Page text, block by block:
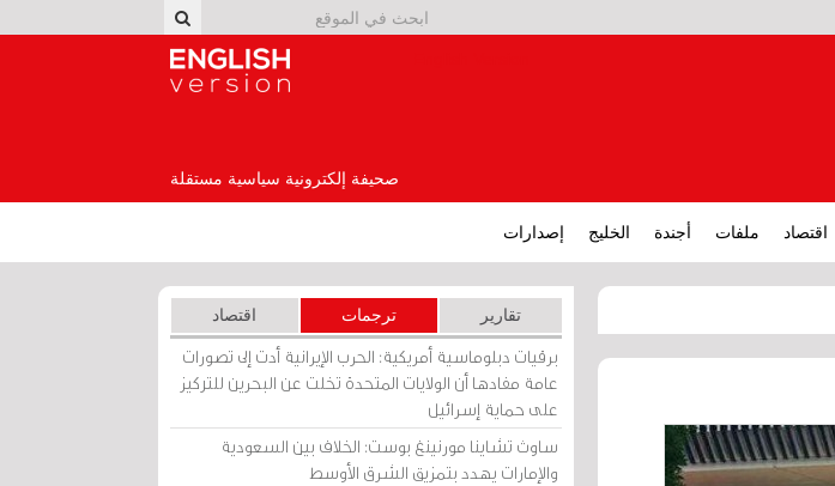
صحيفة إلكترونية سياسية مستقلة
اقتصاد ملفات أجندة الخليج إصدارات
تقارير ترجمات اقتصاد
برقيات دبلوماسية أمريكية: الحرب الإيرانية أدت إلى تصورات
عامة مفادها أن الولايات المتحدة تخلت عن البحرين للتركيز
على حماية إسرائيل
ساوث تشاينا مورنينغ بوست: الخلاف بين السعودية
والإمارات يهدد بتمزيق الشرق الأوسط